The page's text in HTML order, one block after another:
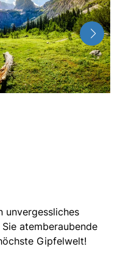
unvergessliches
atemberaubende
Gipfelwelt!